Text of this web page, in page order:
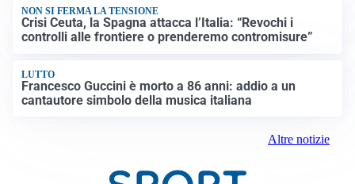
NON SI FERMA LA TENSIONE
Crisi Ceuta, la Spagna attacca l’Italia: “Revochi i
controlli alle frontiere o prenderemo contromisure”
LUTTO
Francesco Guccini è morto a 86 anni: addio a un
cantautore simbolo della musica italiana
Altre notizie